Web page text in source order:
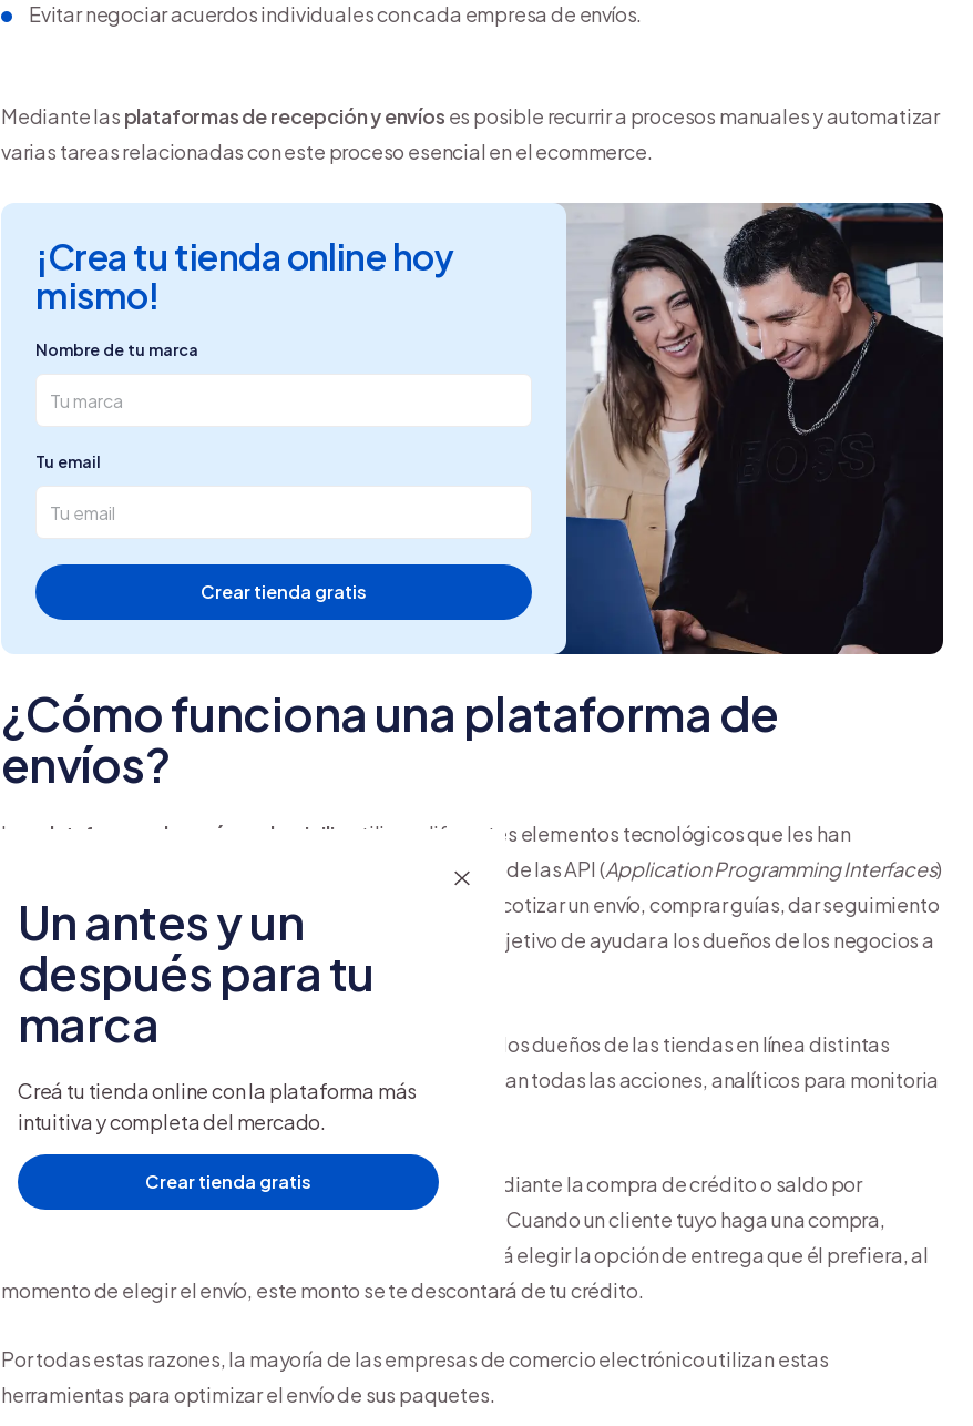
Evitar negociar acuerdos individuales con cada empresa de envíos.
Mediante las plataformas de recepción y envíos es posible recurrir a procesos manuales y automatizar
varias tareas relacionadas con este proceso esencial en el ecommerce.
¡Crea tu tienda online hoy
mismo!
Nombre de tu marca
Tu email
Crear tienda gratis
¿Cómo funciona una plataforma de
envíos?
Las plataformas de envíos a domicilio
utilizan diferentes elementos tecnológicos que les han
permitido innovar en el sector. Por una parte, hacen uso de las API (Application Programming Interfaces)
de las diferentes empresas de envíos, esto les permite cotizar un envío, comprar guías, dar seguimiento
a los paquetes y, hasta, registrar el inventario; con el objetivo de ayudar a los dueños de los negocios a
optimizar este proceso.
Además, dependiendo de cada plataforma, ofrecen a los dueños de las tiendas en línea distintas
herramientas, como un panel de control en el se visualizan todas las acciones, analíticos para monitoria
los envíos y notificaciones de entrega.
Cabe mencionar que estas herramientas funcionan mediante la compra de crédito o saldo por
. Cuando un cliente tuyo haga una compra,
dependiendo de la plataforma para hacer envíos, podrá elegir la opción de entrega que él prefiera, al
momento de elegir el envío, este monto se te descontará de tu crédito.
Por todas estas razones, la mayoría de las empresas de comercio electrónico utilizan estas
herramientas para optimizar el envío de sus paquetes.
Un antes y un
después para tu
marca
Creá tu tienda online con la plataforma más
intuitiva y completa del mercado.
Crear tienda gratis